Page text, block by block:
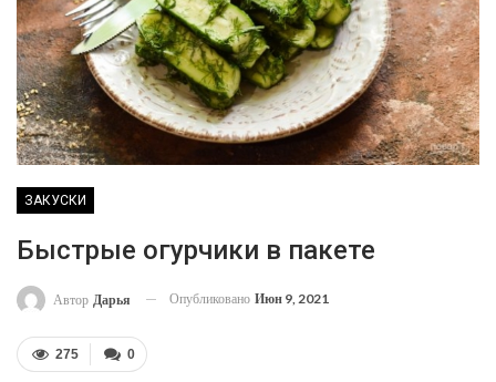
ЗАКУСКИ
Быстрые огурчики в пакете
Автор Дарья Опубликовано Июн 9, 2021
0
275